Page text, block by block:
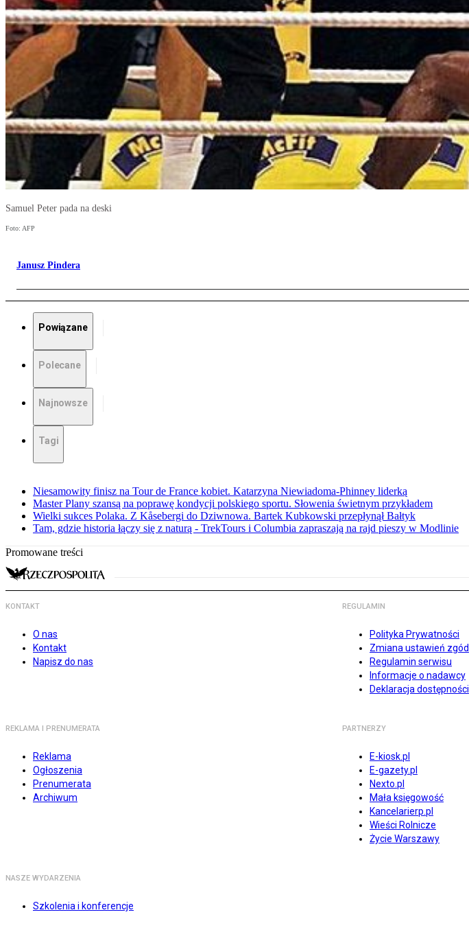
Samuel Peter pada na deski
Foto: AFP
Janusz Pindera
Powiązane
Polecane
Najnowsze
Tagi
Niesamowity finisz na Tour de France kobiet. Katarzyna Niewiadoma-Phinney liderką
Master Plany szansą na poprawę kondycji polskiego sportu. Słowenia świetnym przykładem
Wielki sukces Polaka. Z Kåsebergi do Dziwnowa. Bartek Kubkowski przepłynął Bałtyk
Tam, gdzie historia łączy się z naturą - TrekTours i Columbia zapraszają na rajd pieszy w Modlinie
Promowane treści
KONTAKT
O nas
Kontakt
Napisz do nas
REGULAMIN
Polityka Prywatności
Zmiana ustawień zgód
Regulamin serwisu
Informacje o nadawcy
Deklaracja dostępności
REKLAMA I PRENUMERATA
Reklama
Ogłoszenia
Prenumerata
Archiwum
PARTNERZY
E-kiosk.pl
E-gazety.pl
Nexto.pl
Mała księgowość
Kancelarierp.pl
Wieści Rolnicze
Życie Warszawy
NASZE WYDARZENIA
Szkolenia i konferencje